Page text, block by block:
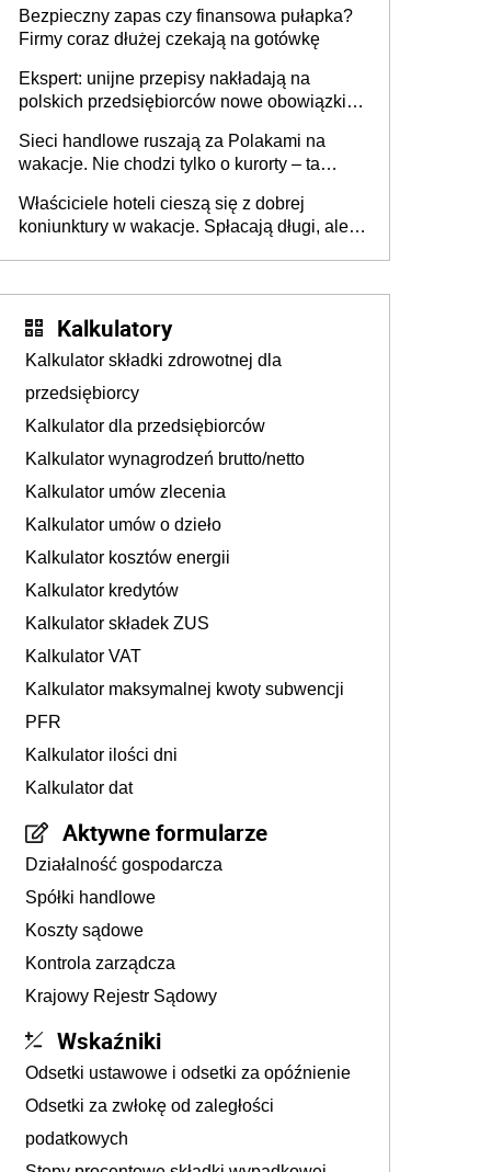
Bezpieczny zapas czy finansowa pułapka?
Firmy coraz dłużej czekają na gotówkę
Ekspert: unijne przepisy nakładają na
polskich przedsiębiorców nowe obowiązki w
Sieci handlowe ruszają za Polakami na
wakacje. Nie chodzi tylko o kurorty – ta
tam, gdzie wielu spędzi urlop po cichu
Właściciele hoteli cieszą się z dobrej
koniunktury w wakacje. Spłacają długi, ale
Kalkulatory
Kalkulator składki zdrowotnej dla
przedsiębiorcy
Kalkulator dla przedsiębiorców
Kalkulator wynagrodzeń brutto/netto
Kalkulator umów zlecenia
Kalkulator umów o dzieło
Kalkulator kosztów energii
Kalkulator kredytów
Kalkulator składek ZUS
Kalkulator VAT
Kalkulator maksymalnej kwoty subwencji
PFR
Kalkulator ilości dni
Kalkulator dat
Aktywne formularze
Działalność gospodarcza
Spółki handlowe
Koszty sądowe
Kontrola zarządcza
Krajowy Rejestr Sądowy
Wskaźniki
Odsetki ustawowe i odsetki za opóźnienie
Odsetki za zwłokę od zaległości
podatkowych